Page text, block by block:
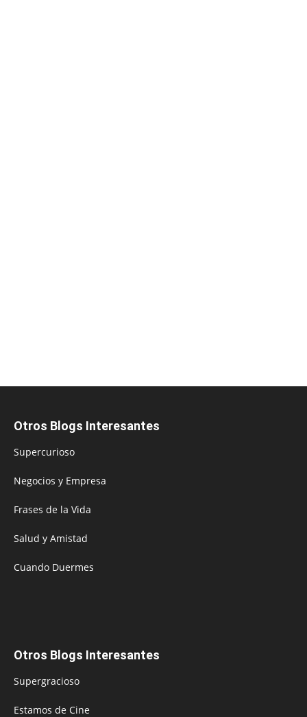
Otros Blogs Interesantes
Supercurioso
Negocios y Empresa
Frases de la Vida
Salud y Amistad
Cuando Duermes
Otros Blogs Interesantes
Supergracioso
Estamos de Cine